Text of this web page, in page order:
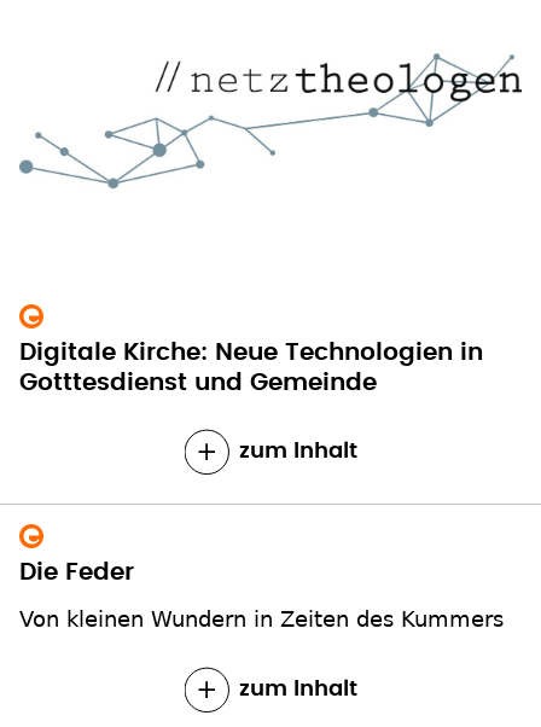
Digitale Kirche: Neue Technologien in
Gotttesdienst und Gemeinde
zum Inhalt
Die Feder
Von kleinen Wundern in Zeiten des Kummers
zum Inhalt